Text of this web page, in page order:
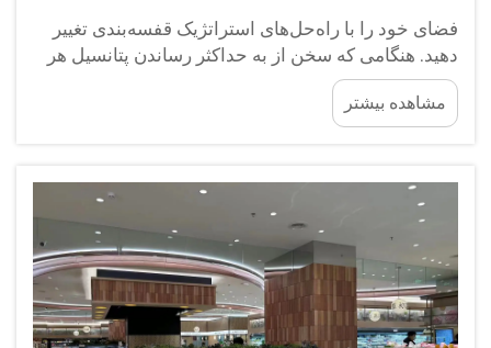
فضای خود را با راه‌حل‌های استراتژیک قفسه‌بندی تغییر
دهید. هنگامی که سخن از به حداکثر رساندن پتانسیل هر
فضایی می‌آید، قفسه‌ها یکی از متنوع‌ترین و تأثیرگذارترین
راه‌حل‌های موجود محسوب می‌شوند. آیا شما در یک
آپارتمان کوچک، فروشگاهی گسترده و...
مشاهده بیشتر